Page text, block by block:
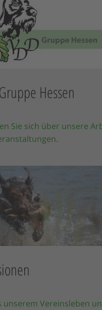
Hessen
Sie sich über unsere
unserem Vereinsleben